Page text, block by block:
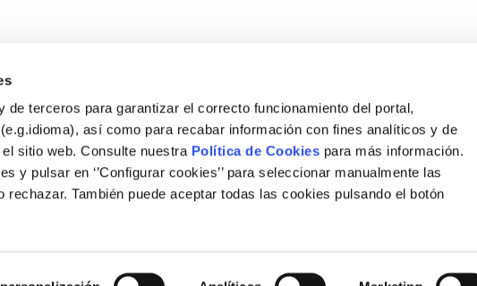
de terceros para garantizar el correcto funcionamiento del portal,
así como para recabar información con fines analíticos y de
sitio web. Consulte nuestra Política de Cookies para más información.
y pulsar en ‘’Configurar cookies’’ para seleccionar manualmente las
rechazar. También puede aceptar todas las cookies pulsando el botón
Suscríbete